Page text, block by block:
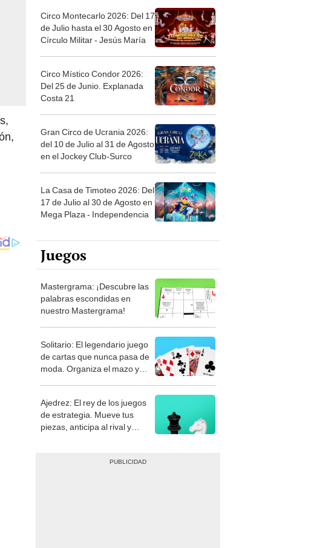
Circo Montecarlo 2026: Del 17
de Julio hasta el 30 Agosto en
Círculo Militar - Jesús María
Circo Místico Condor 2026:
Del 25 de Junio. Explanada
Costa 21
Gran Circo de Ucrania 2026:
del 10 de Julio al 31 de Agosto
en el Jockey Club-Surco
La Casa de Timoteo 2026: Del
17 de Julio al 30 de Agosto en
Mega Plaza - Independencia
Juegos
Mastergrama: ¡Descubre las
palabras escondidas en
nuestro Mastergrama!
Solitario: El legendario juego
de cartas que nunca pasa de
moda. Organiza el mazo y
Ajedrez: El rey de los juegos
de estrategia. Mueve tus
piezas, anticipa al rival y